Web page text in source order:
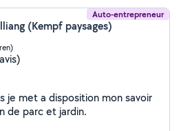
Auto-entrepreneur
(Kempf paysages)
je met a disposition mon savoir
de parc et jardin.